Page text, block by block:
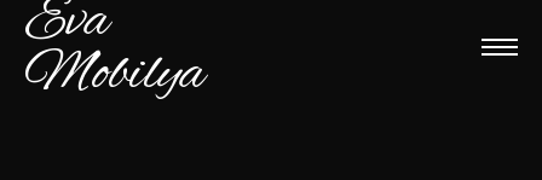
Eva
Mobilya